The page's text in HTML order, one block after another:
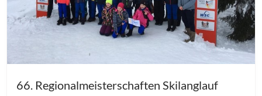
66. Regionalmeisterschaften Skilanglauf